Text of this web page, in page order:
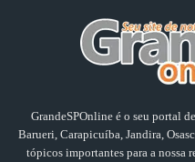
GrandeSPOnline é o seu portal
Barueri, Carapicuíba, Jandira,
tópicos importantes para a nossa